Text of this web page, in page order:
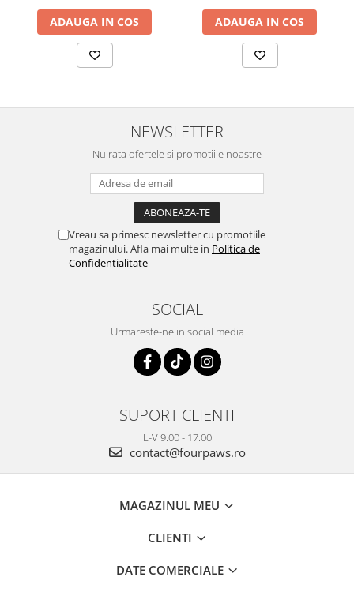
ADAUGA IN COS ADAUGA IN COS
NEWSLETTER
Nu rata ofertele si promotiile noastre
Vreau sa primesc newsletter cu promotiile
magazinului. Afla mai multe in Politica de
Confidentialitate
SOCIAL
Urmareste-ne in social media
SUPORT CLIENTI
L-V 9.00 - 17.00
contact@fourpaws.ro
MAGAZINUL MEU
CLIENTI
DATE COMERCIALE